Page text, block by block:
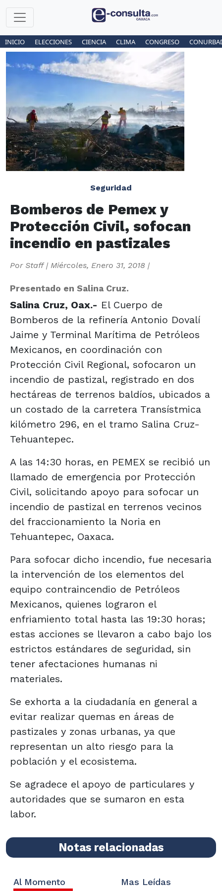
INICIO ELECCIONES CIENCIA CLIMA CONGRESO
Seguridad
Bomberos de Pemex y
Protección Civil, sofocan
incendio en pastizales
Por Staff| Miércoles, Enero 31, 2018 |
Presentado en Salina Cruz.
Salina Cruz, Oax.- El Cuerpo de
Bomberos de la refinería Antonio Dovalí
Jaime y Terminal Marítima de Petróleos
Mexicanos, en coordinación con
Protección Civil Regional, sofocaron un
incendio de pastizal, registrado en dos
hectáreas de terrenos baldíos, ubicados a
un costado de la carretera Transístmica
kilómetro 296, en el tramo Salina Cruz-
Tehuantepec.
A las 14:30 horas, en PEMEX se recibió un
llamado de emergencia por Protección
Civil, solicitando apoyo para sofocar un
incendio de pastizal en terrenos vecinos
del fraccionamiento la Noria en
Tehuantepec, Oaxaca.
Para sofocar dicho incendio, fue necesaria
la intervención de los elementos del
equipo contraincendio de Petróleos
Mexicanos, quienes lograron el
enfriamiento total hasta las 19:30 horas;
estas acciones se llevaron a cabo bajo los
estrictos estándares de seguridad, sin
tener afectaciones humanas ni
materiales.
Se exhorta a la ciudadanía en general a
evitar realizar quemas en áreas de
pastizales y zonas urbanas, ya que
representan un alto riesgo para la
población y el ecosistema.
Se agradece el apoyo de particulares y
autoridades que se sumaron en esta
labor.
Notas relacionadas
Al Momento Mas Leídas